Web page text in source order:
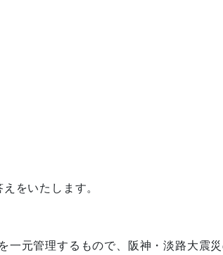
をいたします。
元管理するもので、阪神・淡路大震